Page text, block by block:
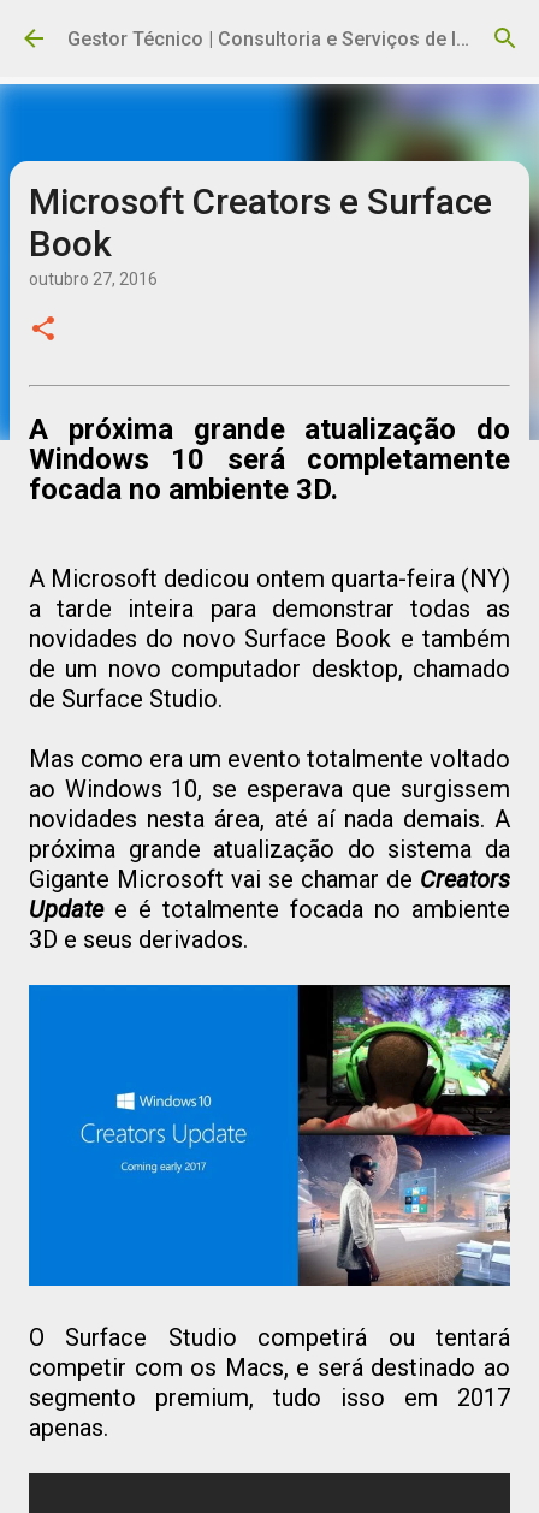
Pular para o conteúdo principal Gestor Técnico | Consultoria e Serviços de Informática
Microsoft Creators e Surface
Book
outubro 27, 2016
A próxima grande atualização do
Windows 10 será completamente
focada no ambiente 3D.
A Microsoft dedicou ontem quarta-feira (NY)
a tarde inteira para demonstrar todas as
novidades do novo Surface Book e também
de um novo computador desktop, chamado
de Surface Studio.
Mas como era um evento totalmente voltado
ao Windows 10, se esperava que surgissem
novidades nesta área, até aí nada demais. A
próxima grande atualização do sistema da
Gigante Microsoft vai se chamar de Creators
Updatee é totalmente focada no ambiente
3D e seus derivados.
O Surface Studio competirá ou tentará
competir com os Macs, e será destinado ao
segmento premium, tudo isso em 2017
apenas.